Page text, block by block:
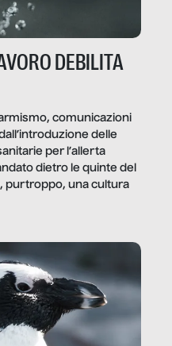
DEBILITA
comunicazioni
delle
per l’allerta
dietro le quinte del
purtroppo, una cultura